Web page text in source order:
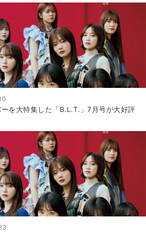
を大特集した「B.L.T.」7月号が大好評